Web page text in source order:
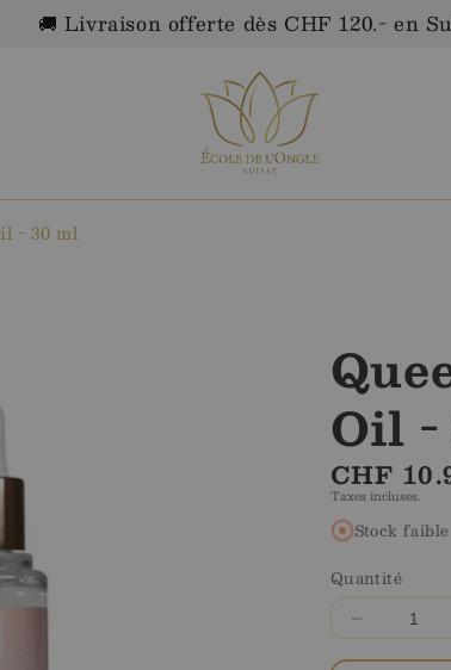
🚚 Livraison offerte dès CHF 120.- en
- 30 ml
Oil -
Prix
régulier
CHF
Taxes incluses.
Stock faible
Quantité
Diminuer
la